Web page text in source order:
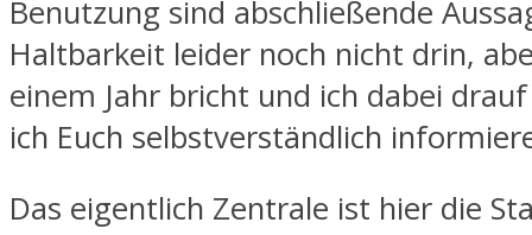
Benutzung sind abschließende
Haltbarkeit leider noch nicht drin,
einem Jahr bricht und ich dabei
ich Euch selbstverständlich
Das eigentlich Zentrale ist hier die